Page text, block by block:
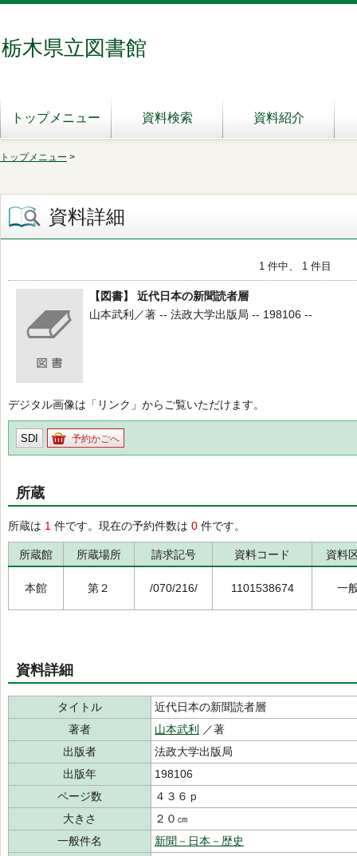
栃木県立図書館
トップメニュー 資料検索 資料紹介
トップメニュー >
資料詳細
1 件中、 1 件目
【図書】 近代日本の新聞読者層
山本武利／著 -- 法政大学出版局 -- 198106 --
デジタル画像は「リンク」からご覧いただけます。
SDI 予約かごへ
所蔵
所蔵は 1 件です。現在の予約件数は 0 件です。
所蔵館 所蔵場所 請求記号 資料コード 資料
本館 第２ /070/216/ 1101538674 一
資料詳細
タイトル
近代日本の新聞読者層
著者
山本武利
／著
出版者
法政大学出版局
出版年
198106
ページ数
４３６ｐ
大きさ
２０㎝
一般件名
新聞－日本－歴史